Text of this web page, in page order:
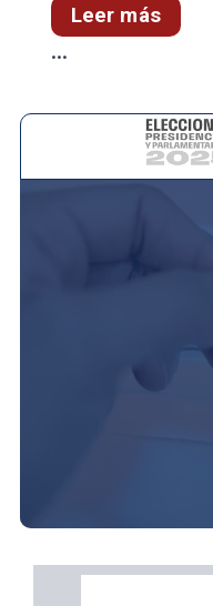
Leer más
...